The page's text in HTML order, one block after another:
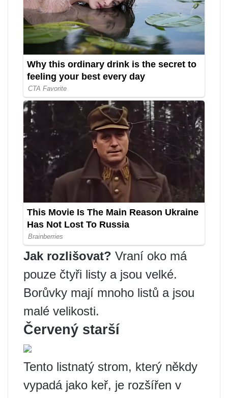
Jak rozlišovat? Vraní oko má
pouze čtyři listy a jsou velké.
Borůvky mají mnoho listů a jsou
malé velikosti.
Červený starší
Tento listnatý strom, který někdy
vypadá jako keř, je rozšířen v